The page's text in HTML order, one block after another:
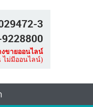
3
งขายออนไลน์
ไม่มีออนไลน์)